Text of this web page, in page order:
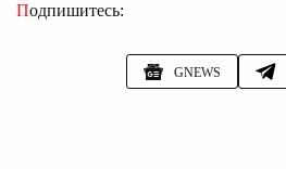
Подпишитесь:
GNEWS